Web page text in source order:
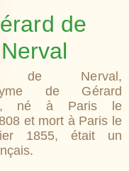
de
Nerval
de Nerval,
de Gérard
né à Paris le
et mort à Paris le
1855, était un